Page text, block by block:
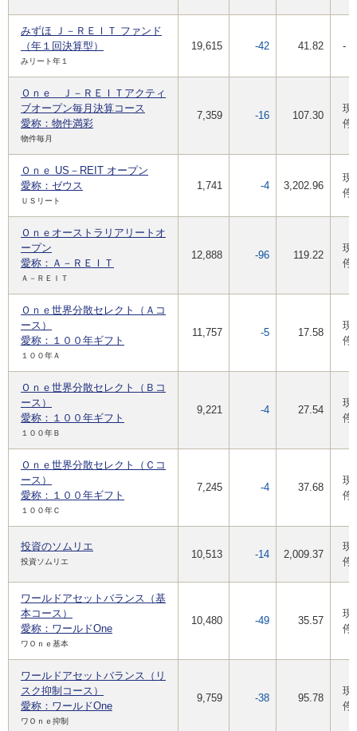
みずほ Ｊ－ＲＥＩＴ ファンド
（年１回決算型）
みリート年１
19,615 -42 41.82 -
Ｏｎｅ Ｊ－ＲＥＩＴアクティ
ブオープン毎月決算コース
愛称：物件満彩
物件毎月
7,359 -16 107.30
現
停
Ｏｎｅ US－REIT オープン
愛称：ゼウス
ＵＳリート
1,741 -4 3,202.96
現
停
Ｏｎｅオーストラリアリートオ
ープン
愛称：Ａ－ＲＥＩＴ
Ａ－ＲＥＩＴ
12,888 -96 119.22
現
停
Ｏｎｅ世界分散セレクト（Ａコ
ース）
愛称：１００年ギフト
１００年Ａ
11,757 -5 17.58
現
停
Ｏｎｅ世界分散セレクト（Ｂコ
ース）
愛称：１００年ギフト
１００年Ｂ
9,221 -4 27.54
現
停
Ｏｎｅ世界分散セレクト（Ｃコ
ース）
愛称：１００年ギフト
１００年Ｃ
7,245 -4 37.68
現
停
投資のソムリエ
投資ソムリエ
10,513 -14 2,009.37
現
停
ワールドアセットバランス（基
本コース）
愛称：ワールドOne
ワＯｎｅ基本
10,480 -49 35.57
現
停
ワールドアセットバランス（リ
スク抑制コース）
愛称：ワールドOne
ワＯｎｅ抑制
9,759 -38 95.78
現
停